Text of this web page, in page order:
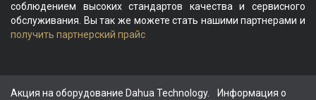
соблюдением высоких стандартов качества и сервисного
обслуживания. Вы так же можете стать нашими партнерами и
получить партнерский прайс
Акция на оборудование Dahua Technology. Информация о